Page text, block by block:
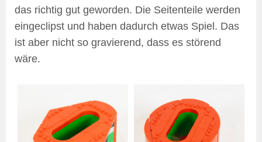
das richtig gut geworden. Die Seitenteile werden
eingeclipst und haben dadurch etwas Spiel. Das
ist aber nicht so gravierend, dass es störend
wäre.